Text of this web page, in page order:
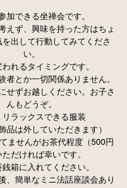
加できる坐禅会です。
えず、興味を持った方はちょ
を出して行動してみてくださ
い。
れるタイミングです。
者とか一切関係ありません。
せずお越しください。お子さ
んもどうぞ。
リラックスできる服装
外していただきます）
ませんがお茶代程度（500円
ただければ幸いです。
に入れてください。
、簡単なミニ法話座談会あり